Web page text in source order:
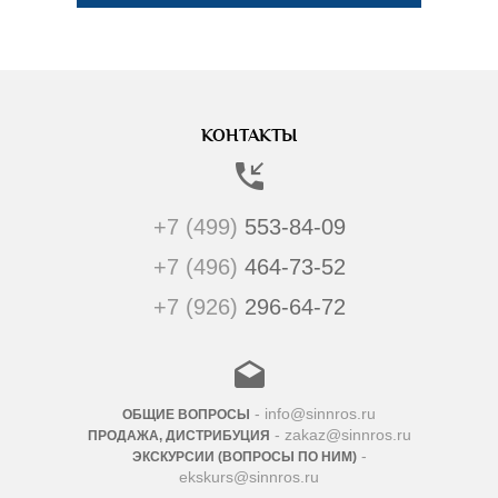
КОНТАКТЫ
+7 (499) 553-84-09
+7 (496) 464-73-52
+7 (926) 296-64-72
ОБЩИЕ ВОПРОСЫ - info@sinnros.ru
ПРОДАЖА, ДИСТРИБУЦИЯ - zakaz@sinnros.ru
ЭКСКУРСИИ (ВОПРОСЫ ПО НИМ)-
ekskurs@sinnros.ru